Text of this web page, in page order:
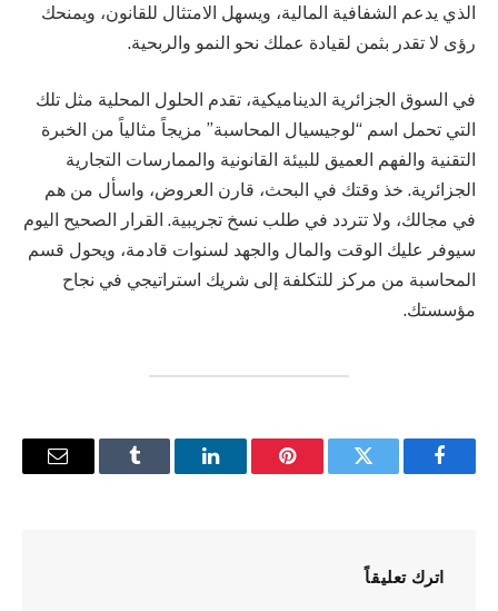
الذي يدعم الشفافية المالية، ويسهل الامتثال للقانون، ويمنحك
رؤى لا تقدر بثمن لقيادة عملك نحو النمو والربحية.
في السوق الجزائرية الديناميكية، تقدم الحلول المحلية مثل تلك
التي تحمل اسم “لوجيسيال المحاسبة” مزيجاً مثالياً من الخبرة
التقنية والفهم العميق للبيئة القانونية والممارسات التجارية
الجزائرية. خذ وقتك في البحث، قارن العروض، واسأل من هم
في مجالك، ولا تتردد في طلب نسخ تجريبية. القرار الصحيح اليوم
سيوفر عليك الوقت والمال والجهد لسنوات قادمة، ويحول قسم
المحاسبة من مركز للتكلفة إلى شريك استراتيجي في نجاح
مؤسستك.
فيسبوك تويتر بينتيريستلينكدإن Tumblr
البريد
اترك تعليقاً